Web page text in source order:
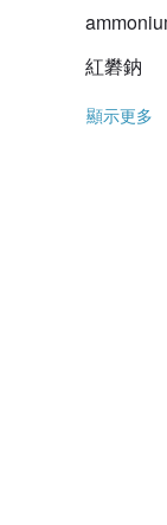
紅礬鈉
顯示更多